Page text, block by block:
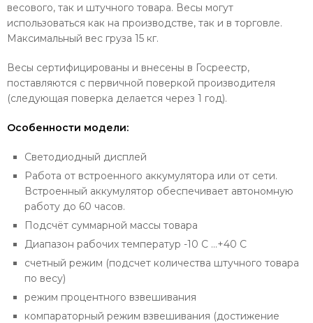
весового, так и штучного товара. Весы могут
использоваться как на производстве, так и в торговле.
Максимальный вес груза 15 кг.
Весы сертифицированы и внесены в Госреестр,
поставляются с первичной поверкой производителя
(следующая поверка делается через 1 год).
Особенности модели:
Светодиодный дисплей
Работа от встроенного аккумулятора или от сети.
Встроенный аккумулятор обеспечивает автономную
работу до 60 часов.
Подсчёт суммарной массы товара
Диапазон рабочих температур -10 С ...+40 С
счетный режим (подсчет количества штучного товара
по весу)
режим процентного взвешивания
компараторный режим взвешивания (достижение